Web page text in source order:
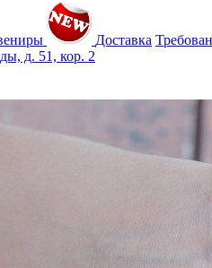
Доставка
д. 51, кор. 2